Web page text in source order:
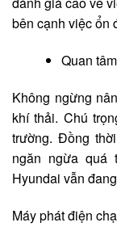
bên cạnh việc ổn
Quan
Không ngừng
khí thải. Chú
trường. Đồng
ngăn ngừa
Hyundai vẫn
Máy phát điện